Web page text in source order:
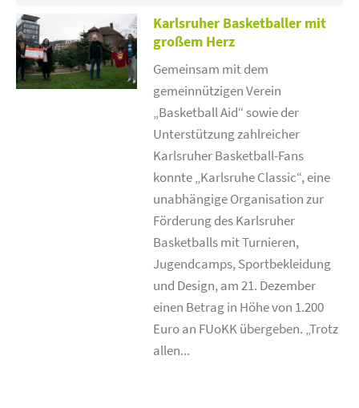
Karlsruher Basketballer mit
großem Herz
Gemeinsam mit dem
gemeinnützigen Verein
„Basketball Aid“ sowie der
Unterstützung zahlreicher
Karlsruher Basketball-Fans
konnte „Karlsruhe Classic“, eine
unabhängige Organisation zur
Förderung des Karlsruher
Basketballs mit Turnieren,
Jugendcamps, Sportbekleidung
und Design, am 21. Dezember
einen Betrag in Höhe von 1.200
Euro an FUoKK übergeben. „Trotz
allen...